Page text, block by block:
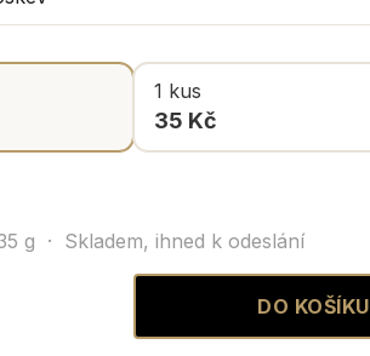
1 kus
35 Kč
g · Skladem, ihned k odeslání
DO KOŠÍKU